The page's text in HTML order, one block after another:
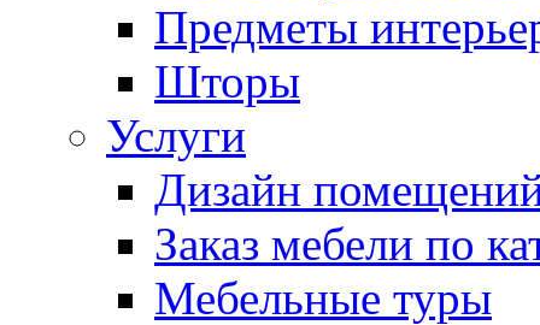
Предметы
Шторы
Услуги
Дизайн
Заказ мебели по
Мебельные туры